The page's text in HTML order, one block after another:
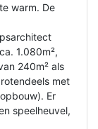
warm. De
1.080m²,
240m² als
met
Er
speelheuvel,